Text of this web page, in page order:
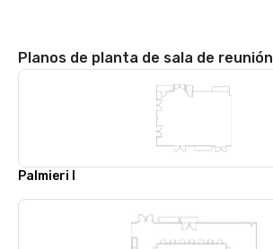
Planos de planta de sala de reunión
Palmieri I